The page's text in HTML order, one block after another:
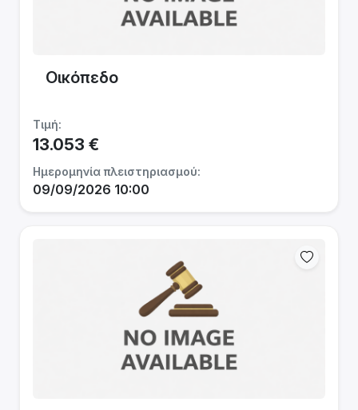
Οικόπεδο
Τιμή:
13.053 €
Ημερομηνία πλειστηριασμού:
09/09/2026 10:00